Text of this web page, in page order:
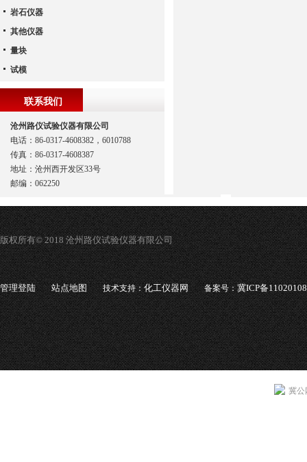
岩石仪器
其他仪器
量块
试模
联系我们
沧州路仪试验仪器有限公司
电话：86-0317-4608382，6010788
传真：86-0317-4608387
地址：沧州西开发区33号
邮编：062250
版权所有© 2018 沧州路仪试验仪器有限公司
管理登陆 站点地图 技术支持：化工仪器网 备案号：冀ICP备
冀公